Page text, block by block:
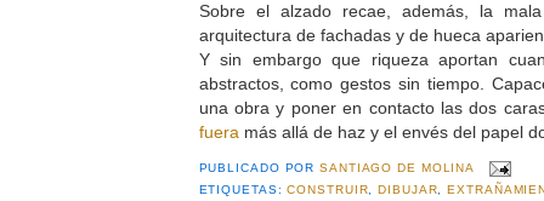
Sobre el alzado recae, además, la
arquitectura de fachadas y de hueca
Y sin embargo que riqueza aportan
abstractos, como gestos sin tiempo.
una obra y poner en contacto las dos
fuera más allá de haz y el envés del papel
PUBLICADO PORSANTIAGO DE MOLINA
ETIQUETAS:CONSTRUIR ,DIBUJAR ,